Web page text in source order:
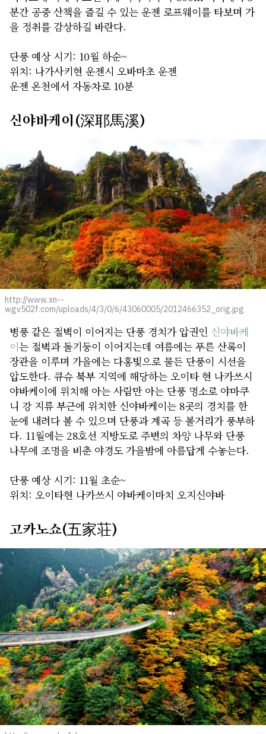
분간 공중 산책을 즐길 수 있는 운젠 로프웨이를 타보며 가
을 정취를 감상하길 바란다.
단풍 예상 시기: 10월 하순~
위치: 나가사키현 운젠시 오바마초 운젠
운젠 온천에서 자동차로 10분
신야바케이(深耶馬溪)
http://www.xn--
wgv502f.com/uploads/4/3/0/6/43060005/2012466352_orig.jpg
병풍 같은 절벽이 이어지는 단풍 경치가 압권인 신야바케
이는 절벽과 돌기둥이 이어지는데 여름에는 푸른 산록이
장관을 이루며 가을에는 다홍빛으로 물든 단풍이 시선을
압도한다. 큐슈 북부 지역에 해당하는 오이타 현 나카쓰시
야바케이에 위치해 아는 사람만 아는 단풍 명소로 야마쿠
니 강 지류 부근에 위치한 신야바케이는 8곳의 경치를 한
눈에 내려다 볼 수 있으며 단풍과 계곡 등 볼거리가 풍부하
다. 11월에는 28호선 지방도로 주변의 차양 나무와 단풍
나무에 조명을 비춘 야경도 가을밤에 아름답게 수놓는다.
단풍 예상 시기: 11월 초순~
위치: 오이타현 나카쓰시 야바케이마치 오지신야바
고카노쇼(五家荘)